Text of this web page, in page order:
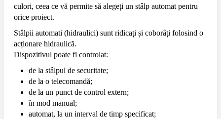
culori, ceea ce vă permite să alegeți un stâlp automat pentru
orice proiect.
Stâlpii automati (hidraulici) sunt ridicați și coborâți folosind o
acționare hidraulică.
Dispozitivul poate fi controlat:
de la stâlpul de securitate;
de la o telecomandă;
de la un punct de control extern;
în mod manual;
automat, la un interval de timp specificat;